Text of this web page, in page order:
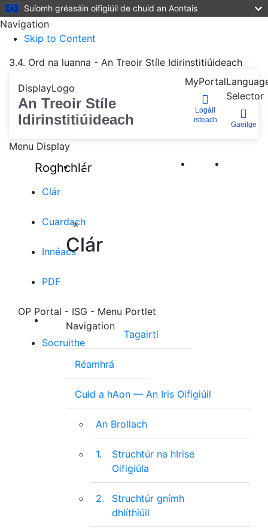
Suíomh gréasáin oifigiúil de chuid an Aontais
Navigation
Skip to Content
3.4. Ord na luanna - An Treoir Stíle Idirinstitiúideach
DisplayLogo
An Treoir Stíle
Idirinstitiúideach
MyPortal
Logáil
isteach
Selector
Gaeilge
Menu Display
Roghchlár
Clár
Cuardach
Innéacs
PDF
Socruithe
×
Clár
OP Portal - ISG - Menu Portlet
Navigation
Tagairtí
Réamhrá
Cuid a hAon — An Iris Oifigiúil
An Brollach
1.
Struchtúr na hIrise
Oifigiúla
2.
Struchtúr gnímh
dhlíthiúil